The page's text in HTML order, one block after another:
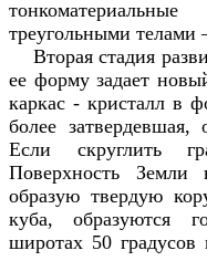
треугольными телами
Вторая стадия
ее форму задает
каркас - кристалл в
более
Если скруглить
Поверхность Земли
образую твердую
куба, образуются
широтах 50